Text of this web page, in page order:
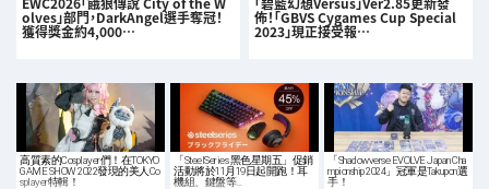
olves」部門，DarkAngel選手奪冠！
獲得獎金約4,000…
佈！「GBVS Cygames Cup Special
2023」現正接受報…
高質素的Cosplayer們！在TOKYO
GAME SHOW 2022發現的美人Co
splayer特輯！
「SteelSeries 黑色星期五」促銷
活動將於11月19日起開跑！耳
機組、鍵盤等…
「Shadowverse EVOLVE Japan Cha
mpionship 2024」冠軍是Takupon選
手！